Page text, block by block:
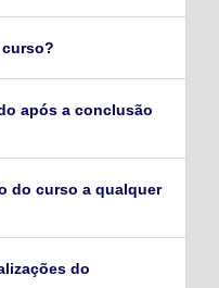
após a conclusão
do curso a qualquer
do